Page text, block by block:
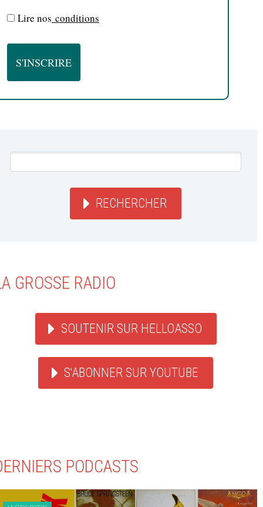
Lire nos conditions
RECHERCHER
GROSSE RADIO
SOUTENIR SUR HELLOASSO
S'ABONNER SUR YOUTUBE
PODCASTS